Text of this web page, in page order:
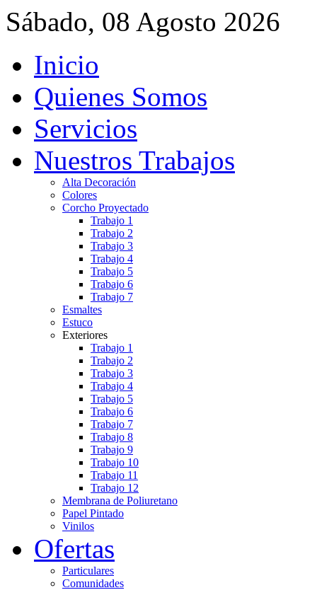
Sábado, 08 Agosto 2026
Inicio
Quienes Somos
Servicios
Nuestros Trabajos
Alta Decoración
Colores
Corcho Proyectado
Trabajo 1
Trabajo 2
Trabajo 3
Trabajo 4
Trabajo 5
Trabajo 6
Trabajo 7
Esmaltes
Estuco
Exteriores
Trabajo 1
Trabajo 2
Trabajo 3
Trabajo 4
Trabajo 5
Trabajo 6
Trabajo 7
Trabajo 8
Trabajo 9
Trabajo 10
Trabajo 11
Trabajo 12
Membrana de Poliuretano
Papel Pintado
Vinilos
Ofertas
Particulares
Comunidades